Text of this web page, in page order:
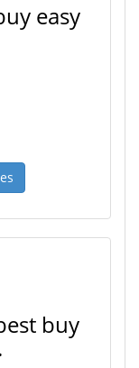
easy
buy